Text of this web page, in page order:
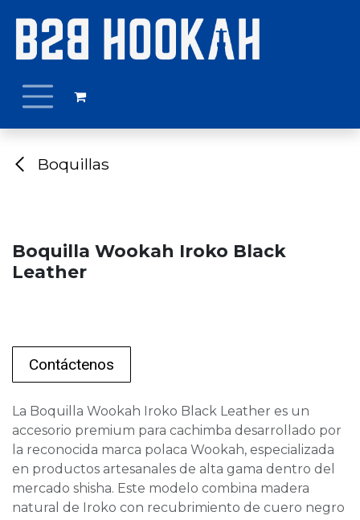
Boquillas
Boquilla Wookah Iroko Black
Leather
Contáctenos
La Boquilla Wookah Iroko Black Leather es un
accesorio premium para cachimba desarrollado por
la reconocida marca polaca Wookah, especializada
en productos artesanales de alta gama dentro del
mercado shisha. Este modelo combina madera
natural de Iroko con recubrimiento de cuero negro